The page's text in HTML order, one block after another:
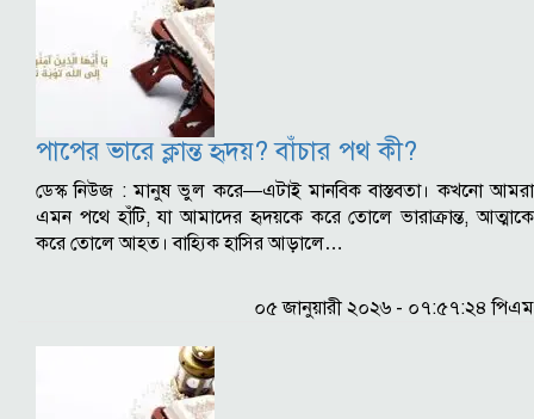
পাপের ভারে ক্লান্ত হৃদয়? বাঁচার পথ কী?
ডেস্ক নিউজ : মানুষ ভুল করে—এটাই মানবিক বাস্তবতা। কখনো আমরা
এমন পথে হাঁটি, যা আমাদের হৃদয়কে করে তোলে ভারাক্রান্ত, আত্মাকে
করে তোলে আহত। বাহ্যিক হাসির আড়ালে…
০৫ জানুয়ারী ২০২৬ - ০৭:৫৭:২৪ পিএম